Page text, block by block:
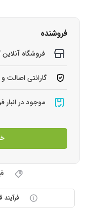
فروشنده
فروشگاه آنلاین
گارانتی اصالت
موجود در انبار